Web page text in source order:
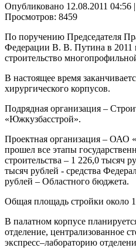
Опубликовано 12.08.2011 04:56 |
Просмотров: 8459
По поручению Председателя
Федерации В. В. Путина в 2011
строительство
В настоящее время
хирургического корпусов.
Подрядная организация –
«Южкузбасстрой».
Проектная организация – ОАО
прошел все этапы
строительства – 1 226,0 тысяч
тысяч рублей - средства
рублей – Областного бюджета.
Общая площадь стройки около
В палатном корпусе
отделение, централизованное
экспресс–лабораторию